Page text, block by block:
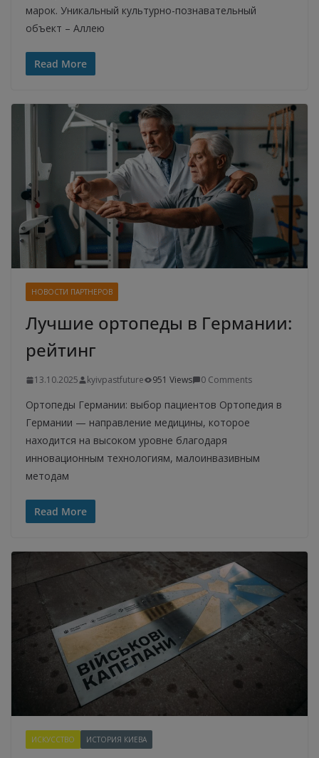
марок. Уникальный культурно-познавательный
объект – Аллею
Read More
НОВОСТИ ПАРТНЕРОВ
Лучшие ортопеды в Германии:
рейтинг
13.10.2025 kyivpastfuture 951 Views 0 Comments
Ортопеды Германии: выбор пациентов Ортопедия в
Германии — направление медицины, которое
находится на высоком уровне благодаря
инновационным технологиям, малоинвазивным
методам
Read More
ИСКУССТВО ИСТОРИЯ КИЕВА